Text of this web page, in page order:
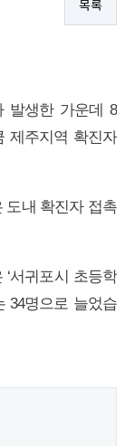
목록
발생한 가운데 8
제주지역 확진자
도내 확진자 접촉
서귀포시 초등학
34명으로 늘었습